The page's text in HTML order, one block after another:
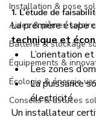
Installation & pose
Aides & primes
Batterie & stockage
Équipements &
Écologie & énergie
Conseils & astuces
1. L’étude de
La première étape
technique et
L’orientation
Les zones
La puissance
électricité.
Un installateur